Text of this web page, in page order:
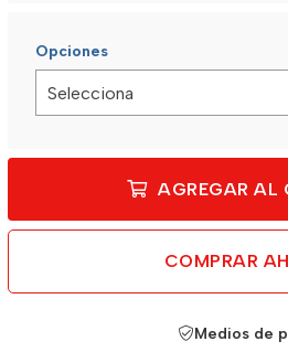
Opciones
AGREGAR AL
COMPRAR
Medios de